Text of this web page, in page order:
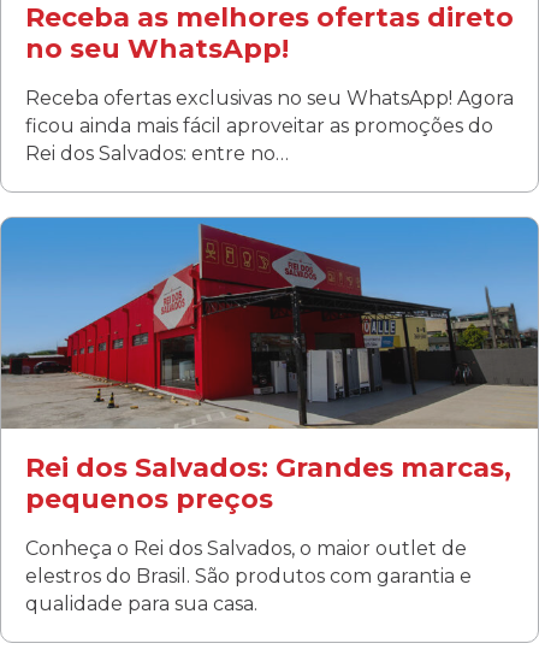
Fanny
Rua Albino Beatriz, 100 - Fanny, Curitiba –PR
Segunda a sábado: 09h00 às 19h00
Domingo: FECHADA
ÚLTIMOS DIAS DE LIQUIDAÇÃO!
(41) 3411-1754
(41) 99249-4620
Receba as melhores ofertas direto
no seu WhatsApp!
Receba ofertas exclusivas no seu WhatsApp! Agora
ficou ainda mais fácil aproveitar as promoções do
Rei dos Salvados: entre no…
Rei dos Salvados: Grandes marcas,
pequenos preços
Conheça o Rei dos Salvados, o maior outlet de
elestros do Brasil. São produtos com garantia e
qualidade para sua casa.